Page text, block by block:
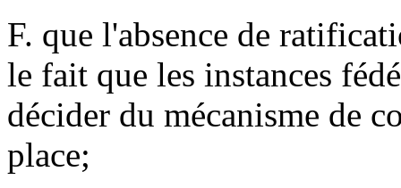
F. que l'absence de
le fait que les instances
décider du mécanisme de
place;